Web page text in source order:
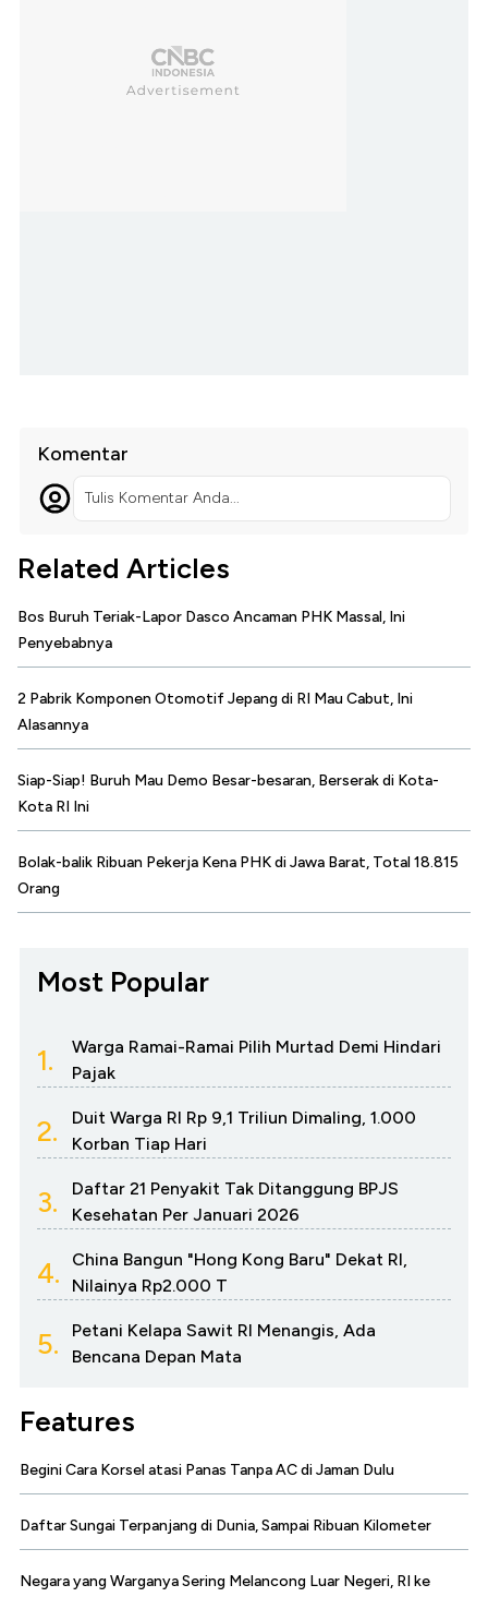
Komentar
Tulis Komentar Anda...
Related Articles
Bos Buruh Teriak-Lapor Dasco Ancaman PHK Massal, Ini
Penyebabnya
2 Pabrik Komponen Otomotif Jepang di RI Mau Cabut, Ini
Alasannya
Siap-Siap! Buruh Mau Demo Besar-besaran, Berserak di Kota-
Kota RI Ini
Bolak-balik Ribuan Pekerja Kena PHK di Jawa Barat, Total 18.815
Orang
Most Popular
1.
Warga Ramai-Ramai Pilih Murtad Demi Hindari
Pajak
2.
Duit Warga RI Rp 9,1 Triliun Dimaling, 1.000
Korban Tiap Hari
3.
Daftar 21 Penyakit Tak Ditanggung BPJS
Kesehatan Per Januari 2026
4.
China Bangun "Hong Kong Baru" Dekat RI,
Nilainya Rp2.000 T
5.
Petani Kelapa Sawit RI Menangis, Ada
Bencana Depan Mata
Features
Begini Cara Korsel atasi Panas Tanpa AC di Jaman Dulu
Daftar Sungai Terpanjang di Dunia, Sampai Ribuan Kilometer
Negara yang Warganya Sering Melancong Luar Negeri, RI ke